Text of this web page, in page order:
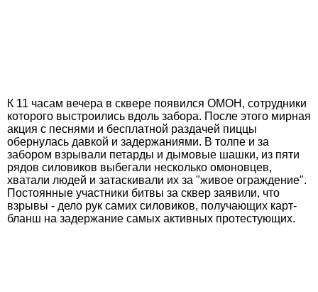
К 11 часам вечера в сквере появился ОМОН, сотрудники
которого выстроились вдоль забора. После этого мирная
акция с песнями и бесплатной раздачей пиццы
обернулась давкой и задержаниями. В толпе и за
забором взрывали петарды и дымовые шашки, из пяти
рядов силовиков выбегали несколько омоновцев,
хватали людей и затаскивали их за "живое ограждение".
Постоянные участники битвы за сквер заявили, что
взрывы - дело рук самих силовиков, получающих карт-
бланш на задержание самых активных протестующих.